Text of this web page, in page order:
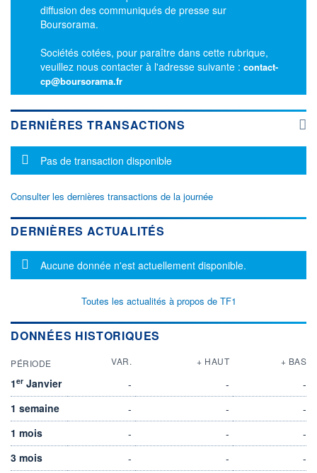
diffusion des communiqués de presse sur
Boursorama.
Sociétés cotées, pour paraître dans cette rubrique,
veuillez nous contacter à l'adresse suivante : contact-
cp@boursorama.fr
DERNIÈRES TRANSACTIONS
Message d'information
Pas de transaction disponible
Consulter les dernières transactions de la journée
DERNIÈRES ACTUALITÉS
Message d'information
Aucune donnée n'est actuellement disponible.
Toutes les actualités à propos de TF1
DONNÉES HISTORIQUES
PÉRIODE VAR. + HAUT + BAS
1er Janvier - -
-
1 semaine
- -
-
1 mois
- -
-
3 mois
- -
-